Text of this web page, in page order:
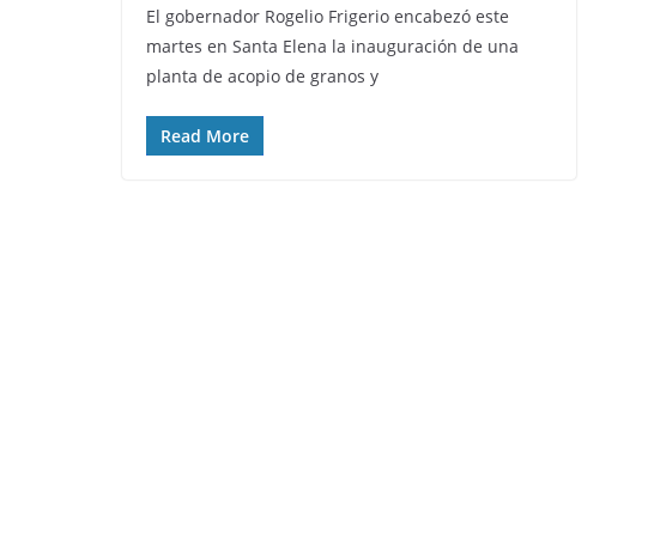
El gobernador Rogelio Frigerio encabezó este
martes en Santa Elena la inauguración de una
planta de acopio de granos y
Read More